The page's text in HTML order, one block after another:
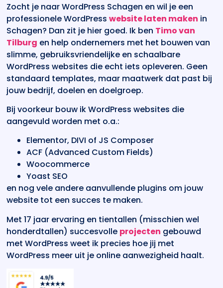
Zocht je naar WordPress Schagen en wil je een
professionele WordPresswebsite laten maken in
Schagen? Dan zit je hier goed. Ik ben Timo van
Tilburg en help ondernemers met het bouwen van
slimme, gebruiksvriendelijke en schaalbare
WordPress websites die echt iets opleveren. Geen
standaard templates, maar maatwerk dat past bij
jouw bedrijf, doelen en doelgroep.
Bij voorkeur bouw ik WordPress websites die
aangevuld worden met o.a.:
Elementor, DIVI of JS Composer
ACF (Advanced Custom Fields)
Woocommerce
Yoast SEO
en nog vele andere aanvullende plugins om jouw
website tot een succes te maken.
Met 17 jaar ervaring en tientallen (misschien wel
honderdtallen) succesvolle projecten gebouwd
met WordPress weet ik precies hoe jij met
WordPress meer uit je online aanwezigheid haalt.